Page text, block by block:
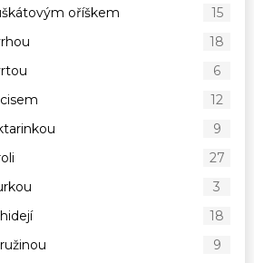
oříškem
15
18
6
12
9
27
3
18
9